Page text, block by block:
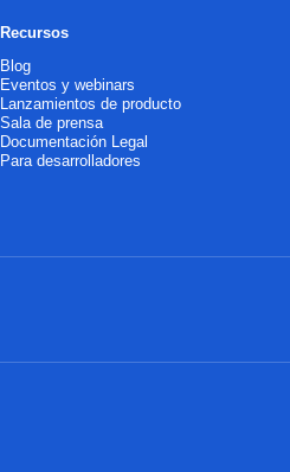
Recursos
Blog
Eventos y webinars
Lanzamientos de producto
Sala de prensa
Documentación Legal
Para desarrolladores